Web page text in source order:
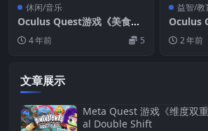
休闲/音乐
Oculus Quest游戏《美食捕
手》Food Flinger VR 游戏
下载4 年前 5
益智/教
Oculus
牌VR》
2 年前
文章展示
Meta Quest 游戏《维度双
al Double Shift